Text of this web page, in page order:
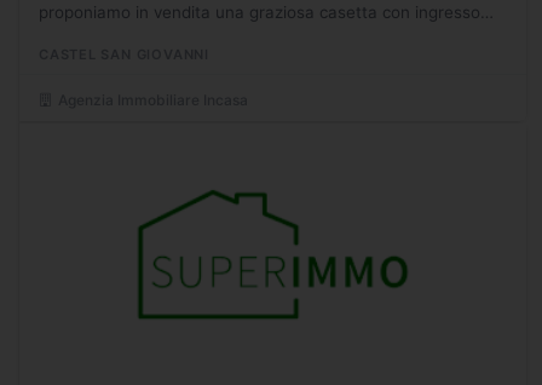
proponiamo in vendita una graziosa casetta con ingresso